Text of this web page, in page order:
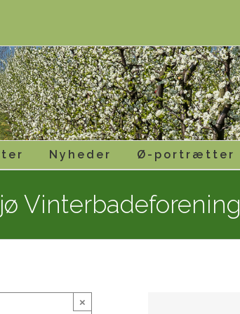
Nyheder Ø-portrætter
Vinterbadeforening
×